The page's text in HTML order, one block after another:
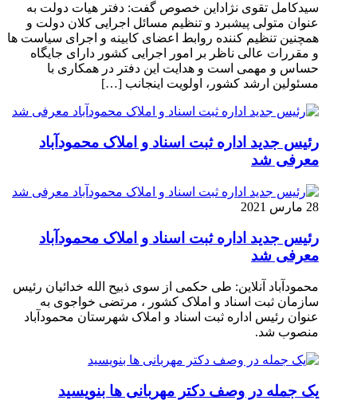
سیدکامل تقوی نژاداین خصوص گفت: دفتر هیات دولت به
عنوان متولی پیشبرد و تنظیم مسائل اجرایی کلان دولت و
همچنین تنظیم کننده روابط اعضای کابینه و اجرای سیاست ها
و مقررات عالی ناظر بر امور اجرایی کشور دارای جایگاه
حساس و مهمی است و هدایت این دفتر در همکاری با
مسئولین ارشد کشور، اولویت اینجانب […]
رئیس جدید اداره ثبت اسناد و املاک محمودآباد
معرفی شد
28 مارس 2021
رئیس جدید اداره ثبت اسناد و املاک محمودآباد
معرفی شد
محمودآباد آنلاین: طی حکمی از سوی ذبیح الله خدائیان رئیس
سازمان ثبت اسناد و املاک کشور ، مرتضی خواجوی به
عنوان رئیس اداره ثبت اسناد و املاک شهرستان محمودآباد
منصوب شد.
یک جمله در وصف دکتر مهربانی ها بنویسید